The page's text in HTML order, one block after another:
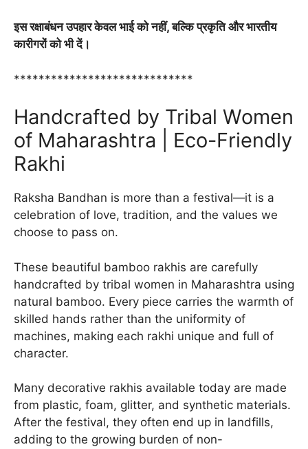
इस रक्षाबंधन उपहार केवल भाई को नहीं, बल्कि प्रकृति और भारतीय
कारीगरों को भी दें।
*****************************
Handcrafted by Tribal Women
of Maharashtra | Eco-Friendly
Rakhi
Raksha Bandhan is more than a festival—it is a
celebration of love, tradition, and the values we
choose to pass on.
These beautiful bamboo rakhis are carefully
handcrafted by tribal women in Maharashtra using
natural bamboo. Every piece carries the warmth of
skilled hands rather than the uniformity of
machines, making each rakhi unique and full of
character.
Many decorative rakhis available today are made
from plastic, foam, glitter, and synthetic materials.
After the festival, they often end up in landfills,
adding to the growing burden of non-